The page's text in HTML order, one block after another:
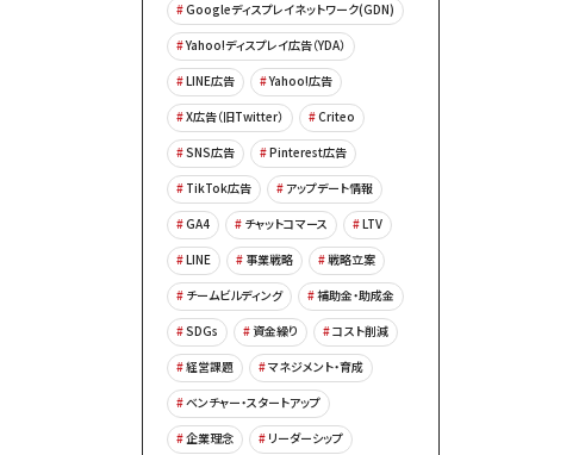
Googleディスプレイネットワーク(GDN)
Yahoo!ディスプレイ広告（YDA）
LINE広告
Yahoo!広告
X広告（旧Twitter）
Criteo
SNS広告
Pinterest広告
TikTok広告
アップデート情報
GA4
チャットコマース
LTV
LINE
事業戦略
戦略立案
チームビルディング
補助金・助成金
SDGs
資金繰り
コスト削減
経営課題
マネジメント・育成
ベンチャー・スタートアップ
企業理念
リーダーシップ